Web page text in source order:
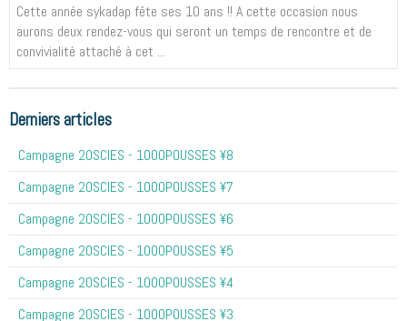
Cette année sykadap fête ses 10 ans !! A cette occasion nous
aurons deux rendez-vous qui seront un temps de rencontre et de
convivialité attaché à cet ...
Derniers articles
Campagne 20SCIES - 1OOOPOUSSES ¥8
Campagne 20SCIES - 1OOOPOUSSES ¥7
Campagne 20SCIES - 1OOOPOUSSES ¥6
Campagne 20SCIES - 1OOOPOUSSES ¥5
Campagne 20SCIES - 1OOOPOUSSES ¥4
Campagne 20SCIES - 1OOOPOUSSES ¥3